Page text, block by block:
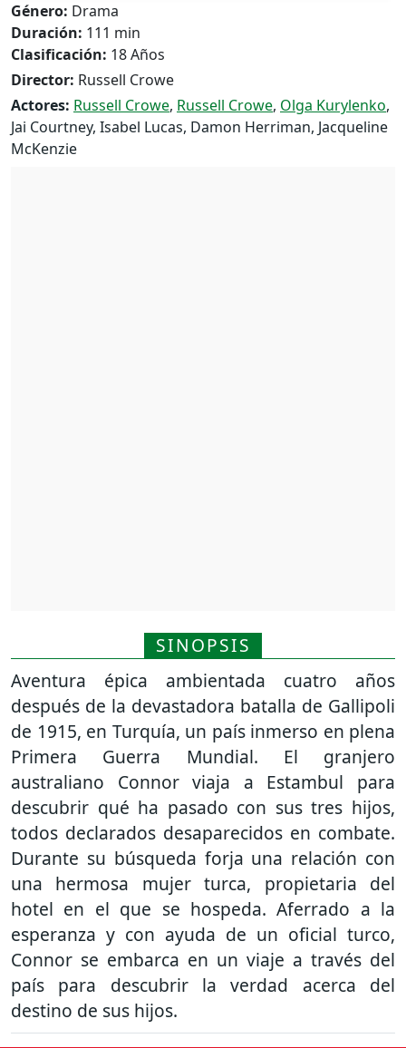
Género: Drama
Duración: 111 min
Clasificación: 18 Años
Director: Russell Crowe
Actores: Russell Crowe, Russell Crowe, Olga Kurylenko,
Jai Courtney, Isabel Lucas, Damon Herriman, Jacqueline
McKenzie
SINOPSIS
Aventura épica ambientada cuatro años
después de la devastadora batalla de Gallipoli
de 1915, en Turquía, un país inmerso en plena
Primera Guerra Mundial. El granjero
australiano Connor viaja a Estambul para
descubrir qué ha pasado con sus tres hijos,
todos declarados desaparecidos en combate.
Durante su búsqueda forja una relación con
una hermosa mujer turca, propietaria del
hotel en el que se hospeda. Aferrado a la
esperanza y con ayuda de un oficial turco,
Connor se embarca en un viaje a través del
país para descubrir la verdad acerca del
destino de sus hijos.